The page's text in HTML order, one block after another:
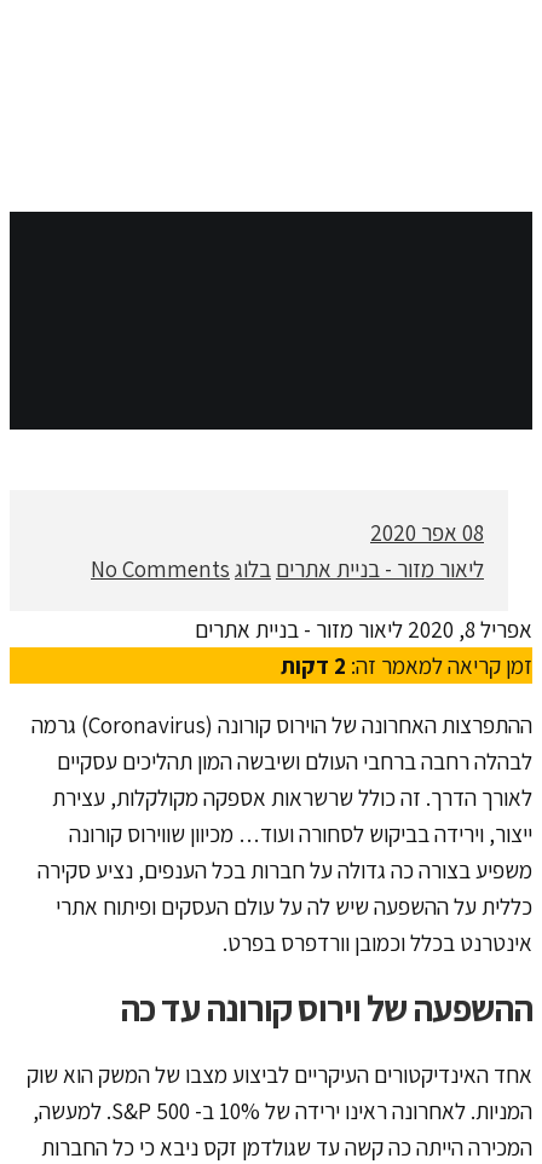
08 אפר 2020
ליאור מזור - בניית אתרים בלוג No Comments
אפריל 8, 2020
ליאור מזור - בניית אתרים
זמן קריאה למאמר זה: 2 דקות
ההתפרצות האחרונה של הוירוס קורונה (Coronavirus) גרמה
לבהלה רחבה ברחבי העולם ושיבשה המון תהליכים עסקיים
לאורך הדרך. זה כולל שרשראות אספקה ​​מקולקלות, עצירת
ייצור, וירידה בביקוש לסחורה ועוד… מכיוון שווירוס קורונה
משפיע בצורה כה גדולה על חברות בכל הענפים, נציע סקירה
כללית על ההשפעה שיש לה על עולם העסקים ופיתוח אתרי
אינטרנט בכלל וכמובן וורדפרס בפרט.
ההשפעה של וירוס קורונה עד כה
אחד האינדיקטורים העיקריים לביצוע מצבו של המשק הוא שוק
המניות. לאחרונה ראינו ירידה של 10% ב- S&P 500. למעשה,
המכירה הייתה כה קשה עד שגולדמן זקס ניבא כי כל החברות